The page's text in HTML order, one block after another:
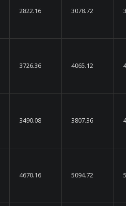
2822.16 3078.72
3726.36 4065.12
3490.08 3807.36
4670.16 5094.72